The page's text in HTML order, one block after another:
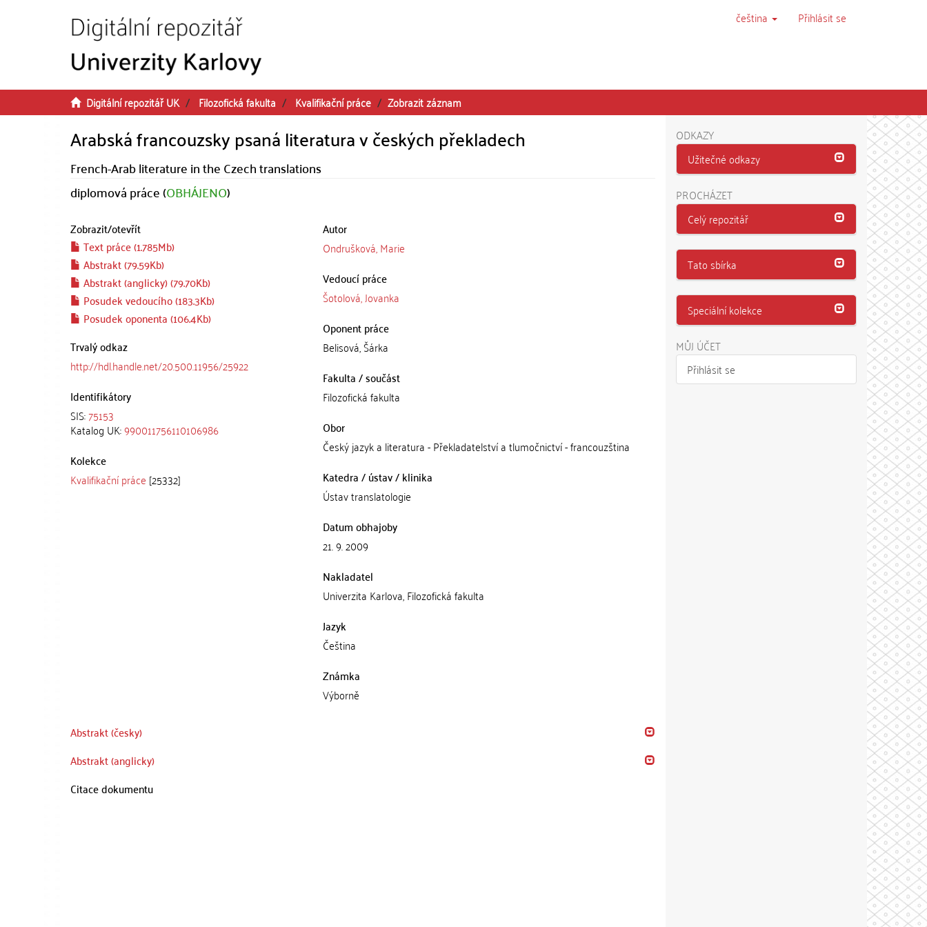
čeština Přihlásit se
Digitální repozitář UK Filozofická fakulta Kvalifikační práce Zobrazit záznam
Arabská francouzsky psaná literatura v českých překladech
French-Arab literature in the Czech translations
diplomová práce (OBHÁJENO)
Zobrazit/otevřít
Text práce (1.785Mb)
Abstrakt (79.59Kb)
Abstrakt (anglicky) (79.70Kb)
Posudek vedoucího (183.3Kb)
Posudek oponenta (106.4Kb)
Trvalý odkaz
http://hdl.handle.net/20.500.11956/25922
Identifikátory
SIS:75153
Katalog UK:990011756110106986
Kolekce
Kvalifikační práce [25332]
Autor
Ondrušková, Marie
Vedoucí práce
Šotolová, Jovanka
Oponent práce
Belisová, Šárka
Fakulta / součást
Filozofická fakulta
Obor
Český jazyk a literatura - Překladatelství a tlumočnictví - francouzština
Katedra / ústav / klinika
Ústav translatologie
Datum obhajoby
21. 9. 2009
Nakladatel
Univerzita Karlova, Filozofická fakulta
Jazyk
Čeština
Známka
Výborně
Abstrakt (česky)
Abstrakt (anglicky)
Citace dokumentu
ODKAZY
Užitečné odkazy
PROCHÁZET
Celý repozitář
Tato sbírka
Speciální kolekce
MŮJ ÚČET
Přihlásit se